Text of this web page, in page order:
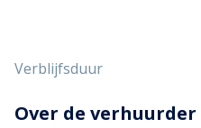
Verblijfsduur
Over de verhuurder